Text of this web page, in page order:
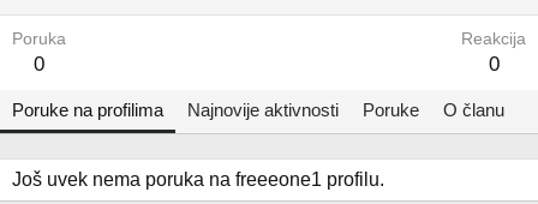
Poruka
0
Reakcija
0
Poruke na profilima Najnovije aktivnosti Poruke O članu
Još uvek nema poruka na freeeone1 profilu.